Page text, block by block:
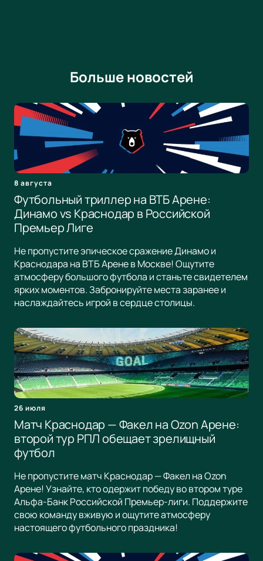
Больше новостей
8 августа
Футбольный триллер на ВТБ Арене:
Динамо vs Краснодар в Российской
Премьер Лиге
Не пропустите эпическое сражение Динамо и
Краснодара на ВТБ Арене в Москве! Ощутите
атмосферу большого футбола и станьте свидетелем
ярких моментов. Забронируйте места заранее и
наслаждайтесь игрой в сердце столицы.
26 июля
Матч Краснодар — Факел на Ozon Арене:
второй тур РПЛ обещает зрелищный
футбол
Не пропустите матч Краснодар — Факел на Ozon
Арене! Узнайте, кто одержит победу во втором туре
Альфа-Банк Российской Премьер-лиги. Поддержите
свою команду вживую и ощутите атмосферу
настоящего футбольного праздника!